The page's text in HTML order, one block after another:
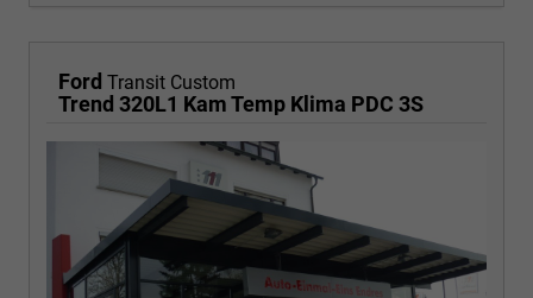
Ford Transit Custom
Trend 320L1 Kam Temp Klima PDC 3S